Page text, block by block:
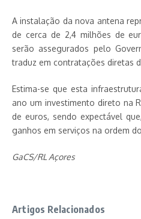
A instalação da nova antena
de cerca de 2,4 milhões de
serão assegurados pelo
traduz em contratações diretas
Estima-se que esta
ano um investimento direto na
de euros, sendo expectável
ganhos em serviços na ordem
GaCS/RL Açores
Artigos Relacionados